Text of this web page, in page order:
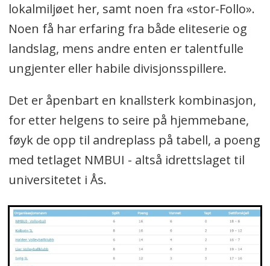
lokalmiljøet her, samt noen fra «stor-Follo».
Noen få har erfaring fra både eliteserie og
landslag, mens andre enten er talentfulle
ungjenter eller habile divisjonsspillere.
Det er åpenbart en knallsterk kombinasjon,
for etter helgens to seire på hjemmebane,
føyk de opp til andreplass på tabell, a poeng
med tetlaget NMBUI - altså idrettslaget til
universitetet i Ås.